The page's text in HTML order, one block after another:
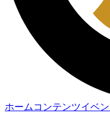
ホーム コンテンツイベン